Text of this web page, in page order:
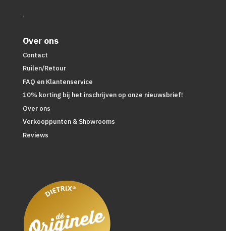
.
Over ons
Contact
Ruilen/Retour
FAQ en Klantenservice
10% korting bij het inschrijven op onze nieuwsbrief!
Over ons
Verkooppunten & Showrooms
Reviews